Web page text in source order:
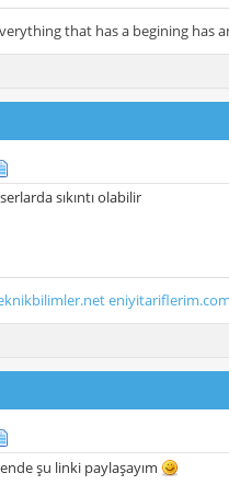
that has a begining has
sıkıntı olabilir
eniyitariflerim.com
şu linki paylaşayım